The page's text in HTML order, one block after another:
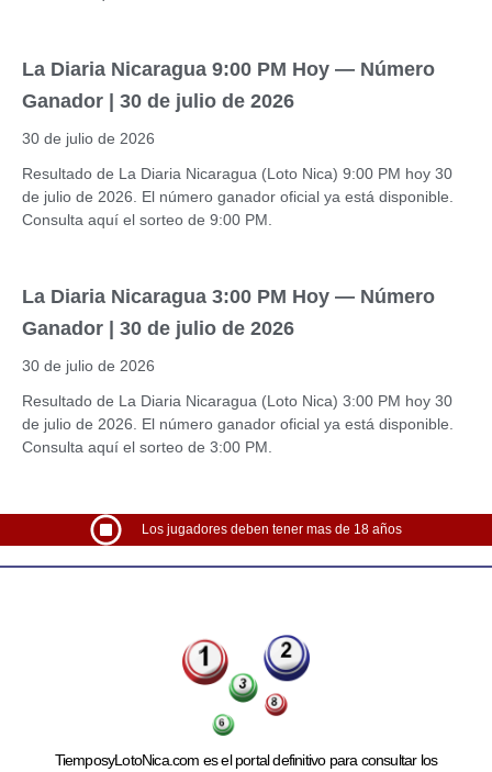
La Diaria Nicaragua 9:00 PM Hoy — Número
Ganador | 30 de julio de 2026
30 de julio de 2026
Resultado de La Diaria Nicaragua (Loto Nica) 9:00 PM hoy 30
de julio de 2026. El número ganador oficial ya está disponible.
Consulta aquí el sorteo de 9:00 PM.
La Diaria Nicaragua 3:00 PM Hoy — Número
Ganador | 30 de julio de 2026
30 de julio de 2026
Resultado de La Diaria Nicaragua (Loto Nica) 3:00 PM hoy 30
de julio de 2026. El número ganador oficial ya está disponible.
Consulta aquí el sorteo de 3:00 PM.
Los jugadores deben tener mas de 18 años
TiemposyLotoNica.com es el portal definitivo para consultar los